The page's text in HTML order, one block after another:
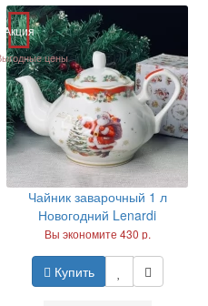
Акция
цены
Чайник заварочный 1 л
Новогодний Lenardi
Вы экономите 430 р.
Купить